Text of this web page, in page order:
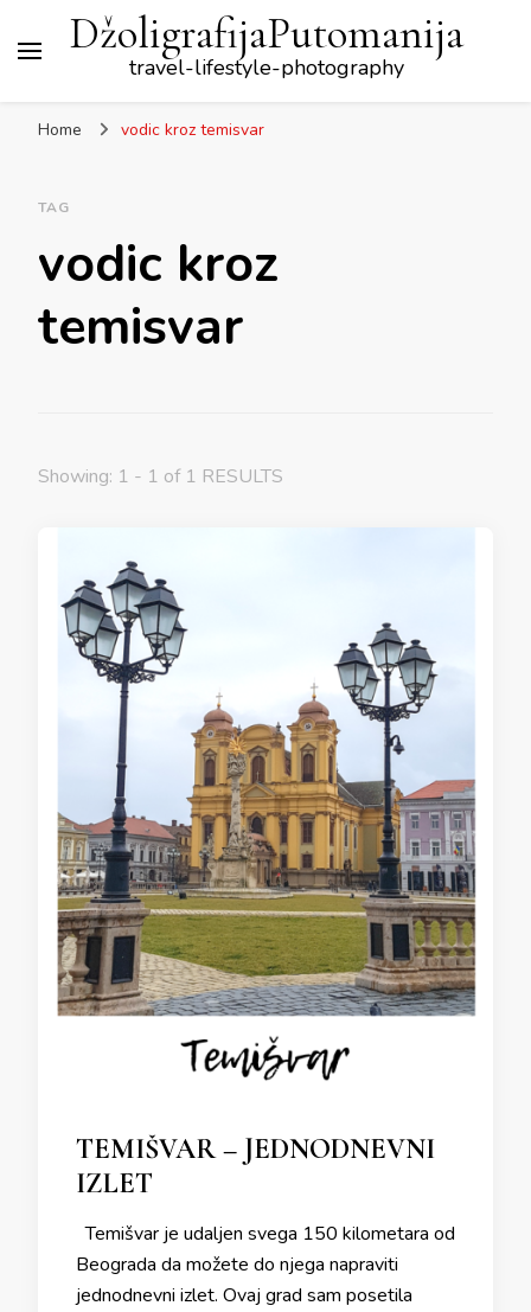
DžoligrafijaPutomanija
travel-lifestyle-photography
Home vodic kroz temisvar
TAG
vodic kroz
temisvar
Showing: 1 - 1 of 1 RESULTS
TEMIŠVAR – JEDNODNEVNI
IZLET
Temišvar je udaljen svega 150 kilometara od
Beograda da možete do njega napraviti
jednodnevni izlet. Ovaj grad sam posetila